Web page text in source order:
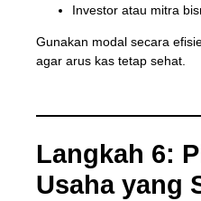
Investor atau mitra
Gunakan modal secara
agar arus kas tetap sehat.
Langkah 6:
Usaha yang